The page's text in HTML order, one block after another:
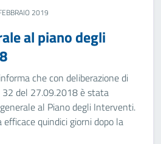
2019
al piano degli
che con deliberazione di
32 del 27.09.2018 è stata
al Piano degli Interventi.
quindici giorni dopo la